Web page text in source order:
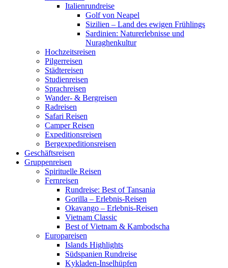
Italienrundreise
Golf von Neapel
Sizilien – Land des ewigen Frühlings
Sardinien: Naturerlebnisse und
Nuraghenkultur
Hochzeitsreisen
Pilgerreisen
Städtereisen
Studienreisen
Sprachreisen
Wander- & Bergreisen
Radreisen
Safari Reisen
Camper Reisen
Expeditionsreisen
Bergexpeditionsreisen
Geschäftsreisen
Gruppenreisen
Spirituelle Reisen
Fernreisen
Rundreise: Best of Tansania
Gorilla – Erlebnis-Reisen
Okavango – Erlebnis-Reisen
Vietnam Classic
Best of Vietnam & Kambodscha
Europareisen
Islands Highlights
Südspanien Rundreise
Kykladen-Inselhüpfen